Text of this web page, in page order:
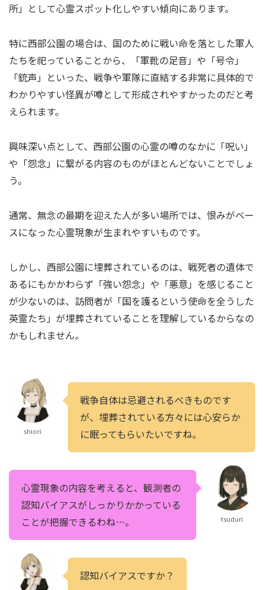
所」として心霊スポット化しやすい傾向にあります。
特に西部公園の場合は、国のために戦い命を落とした軍人
たちを祀っていることから、「軍靴の足音」や「号令」
「銃声」といった、戦争や軍隊に直結する非常に具体的で
わかりやすい怪異が噂として形成されやすかったのだと考
えられます。
興味深い点として、西部公園の心霊の噂のなかに「呪い」
や「怨念」に繋がる内容のものがほとんどないことでしょ
う。
通常、無念の最期を迎えた人が多い場所では、恨みがベー
スになった心霊現象が生まれやすいものです。
しかし、西部公園に埋葬されているのは、戦死者の遺体で
あるにもかかわらず「強い怨念」や「悪意」を感じること
が少ないのは、訪問者が「国を護るという使命を全うした
英霊たち」が埋葬されていることを理解しているからなの
かもしれません。
shiori
戦争自体は忌避されるべきものです
が、埋葬されている方々には心安らか
に眠ってもらいたいですね。
心霊現象の内容を考えると、観測者の
認知バイアスがしっかりかかっている
ことが把握できるわね…。
tsuduri
認知バイアスですか？